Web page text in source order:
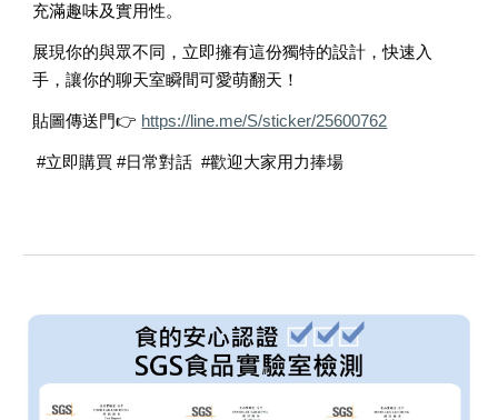
充滿趣味及實用性。
展現你的與眾不同，立即擁有這份獨特的設計，快速入
手，讓你的聊天室瞬間可愛萌翻天！
貼圖傳送門👉 https://line.me/S/sticker/25600762
#立即購買 #日常對話 #歡迎大家用力捧場